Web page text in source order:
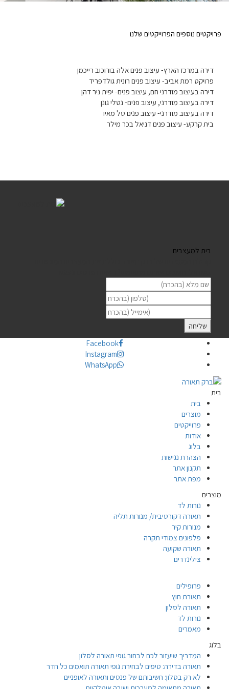
פרויקטים נוספים הפרוייקטים שלנו
דירה במרכז הארץ- עיצוב פנים אלה בורוכוב רייכמן
פרויקט רמת אביב- עיצוב פנים רונית גולדפריד
דירה בעיצוב מודרני חם, עיצוב פנים- יפית ניר דהן
דירה בעיצוב מודרני, עיצוב פנים- נטלי גונן
דירה בעיצוב מודרני- עיצוב פנים טל מאיו
בית קרקע- עיצוב פנים דניאל בכר מילר
בית למעצבים
Facebook
Instagram
WhatsApp
בית
בית
מוצרים
פרוייקטים
אודות
בלוג
הצהרת נגישות
תקנון אתר
מפת אתר
מוצרים
נורות לד
תאורה דקורטיבית/ מנורות תליה
מנורות קיר
פלפונים צמודי תקרה
תאורה שקועה
צילינדרים
פרופילים
תאורת חוץ
תאורה לסלון
נורות לד
מאמרים
בלוג
המדריך שיעזור לכם לבחור גופי תאורה לסלון
תאורה בדירה: טיפים לבחירת גופי תאורה תואמים כל חדר
לא רק בסלון: חשיבותם של פנסים ותאורה לאופניים